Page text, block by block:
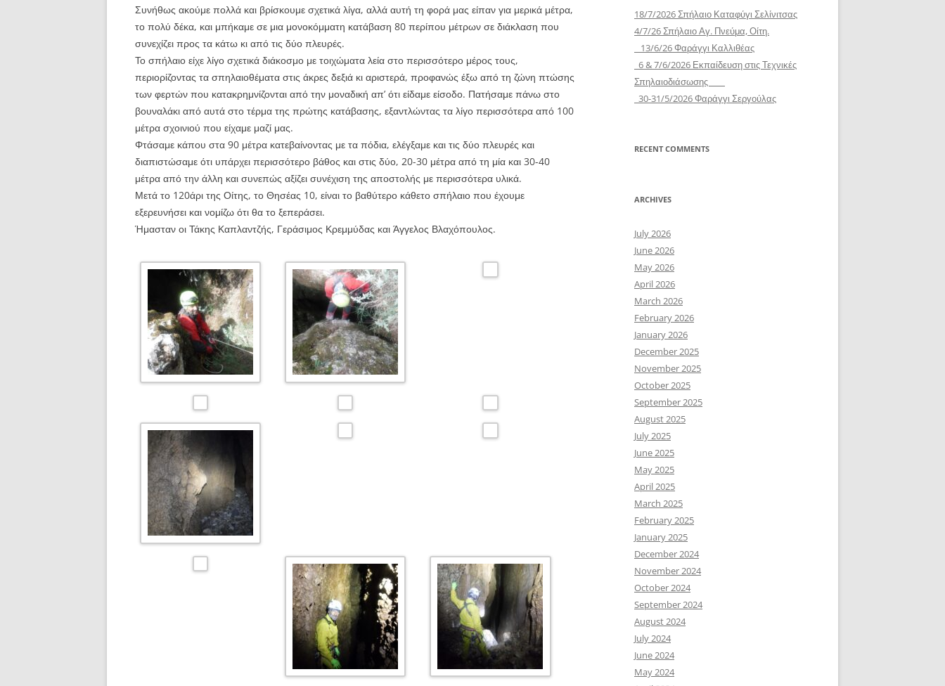
Συνήθως ακούμε πολλά και βρίσκουμε σχετικά λίγα, αλλά αυτή τη φορά μας είπαν για μερικά μέτρα,
το πολύ δέκα, και μπήκαμε σε μια μονοκόμματη κατάβαση 80 περίπου μέτρων σε διάκλαση που
συνεχίζει προς τα κάτω κι από τις δύο πλευρές.
Το σπήλαιο είχε λίγο σχετικά διάκοσμο με τοιχώματα λεία στο περισσότερο μέρος τους,
περιορίζοντας τα σπηλαιοθέματα στις άκρες δεξιά κι αριστερά, προφανώς έξω από τη ζώνη πτώσης
των φερτών που κατακρημνίζονται από την μοναδική απ’ ότι είδαμε είσοδο. Πατήσαμε πάνω στο
βουναλάκι από αυτά στο τέρμα της πρώτης κατάβασης, εξαντλώντας τα λίγο περισσότερα από 100
μέτρα σχοινιού που είχαμε μαζί μας.
Φτάσαμε κάπου στα 90 μέτρα κατεβαίνοντας με τα πόδια, ελέγξαμε και τις δύο πλευρές και
διαπιστώσαμε ότι υπάρχει περισσότερο βάθος και στις δύο, 20-30 μέτρα από τη μία και 30-40
μέτρα από την άλλη και συνεπώς αξίζει συνέχιση της αποστολής με περισσότερα υλικά.
Μετά το 120άρι της Οίτης, το Θησέας 10, είναι το βαθύτερο κάθετο σπήλαιο που έχουμε
εξερευνήσει και νομίζω ότι θα το ξεπεράσει.
Ήμασταν οι Τάκης Καπλαντζής, Γεράσιμος Κρεμμύδας και Άγγελος Βλαχόπουλος.
18/7/2026 Σπήλαιο Καταφύγι Σελίνιτσας
4/7/26 Σπήλαιο Αγ. Πνεύμα, Οίτη.
13/6/26 Φαράγγι Καλλιθέας
6 & 7/6/2026 Εκπαίδευση στις Τεχνικές
Σπηλαιοδιάσωσης
30-31/5/2026 Φαράγγι Σεργούλας
RECENT COMMENTS
ARCHIVES
July 2026
June 2026
May 2026
April 2026
March 2026
February 2026
January 2026
December 2025
November 2025
October 2025
September 2025
August 2025
July 2025
June 2025
May 2025
April 2025
March 2025
February 2025
January 2025
December 2024
November 2024
October 2024
September 2024
August 2024
July 2024
June 2024
May 2024